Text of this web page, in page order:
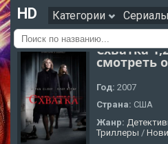
HD Категории Сериалы
Схватка
смотреть
Год: 2007
Страна: США
Жанр:
Триллеры /